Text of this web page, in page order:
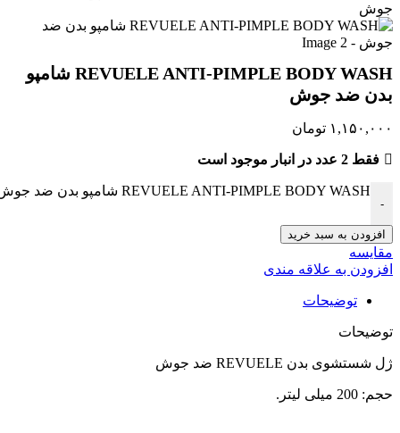
REVUELE ANTI-PIMPLE BODY WASH شامپو
بدن ضد جوش
۱,۱۵۰,۰۰۰ تومان
فقط 2 عدد در انبار موجود است
-
REVUELE ANTI-PIMPLE BODY WASH شامپو بدن ضد جوش عدد
افزودن به سبد خرید
مقایسه
افزودن به علاقه مندی
توضیحات
توضیحات
ژل شستشوی بدن REVUELE ضد جوش
حجم: 200 میلی لیتر.